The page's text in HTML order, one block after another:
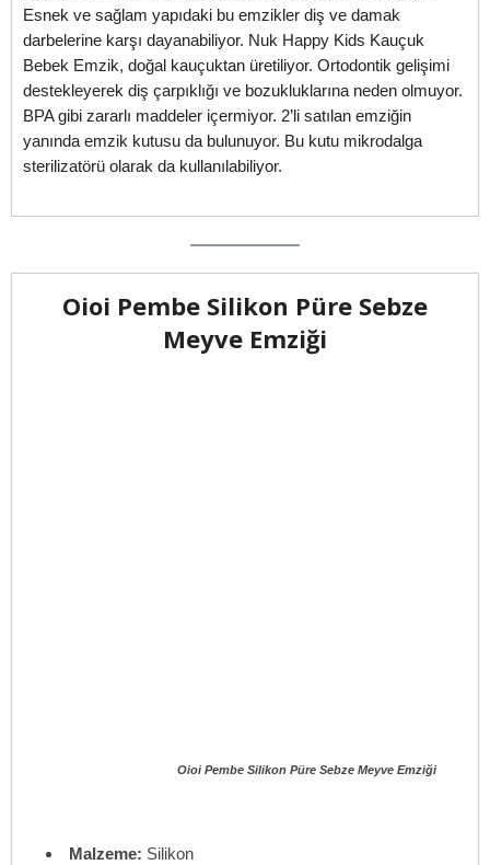
Esnek ve sağlam yapıdaki bu emzikler diş ve damak
darbelerine karşı dayanabiliyor. Nuk Happy Kids Kauçuk
Bebek Emzik, doğal kauçuktan üretiliyor. Ortodontik gelişimi
destekleyerek diş çarpıklığı ve bozukluklarına neden olmuyor.
BPA gibi zararlı maddeler içermiyor. 2’li satılan emziğin
yanında emzik kutusu da bulunuyor. Bu kutu mikrodalga
sterilizatörü olarak da kullanılabiliyor.
Oioi Pembe Silikon Püre Sebze
Meyve Emziği
Oioi Pembe Silikon Püre Sebze Meyve Emziği
Malzeme: Silikon